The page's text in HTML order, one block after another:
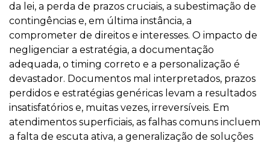
da lei, a perda de prazos cruciais, a subestimação de
contingências e, em última instância, a
comprometer de direitos e interesses. O impacto de
negligenciar a estratégia, a documentação
adequada, o timing correto e a personalização é
devastador. Documentos mal interpretados, prazos
perdidos e estratégias genéricas levam a resultados
insatisfatórios e, muitas vezes, irreversíveis. Em
atendimentos superficiais, as falhas comuns incluem
a falta de escuta ativa, a generalização de soluções